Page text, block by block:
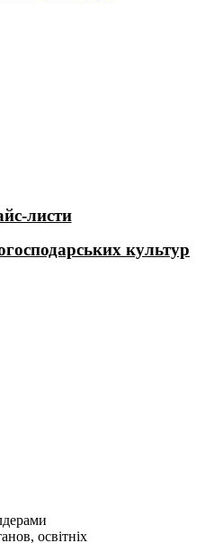
листи
культур